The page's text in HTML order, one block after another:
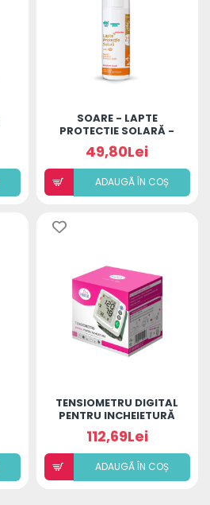
SOARE - LAPTE
PROTECTIE SOLARĂ -
SPF 25+ CU SCLIPICI
49,80Lei
ADAUGÃ ÎN COȘ
TENSIOMETRU DIGITAL
PENTRU INCHEIETURĂ
MINUT
112,69Lei
ADAUGÃ ÎN COȘ